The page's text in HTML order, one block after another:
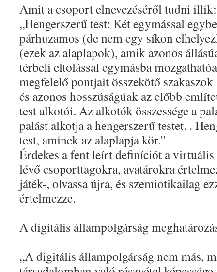
Amit a csoport elnevezéséről tudni illik:
„Hengerszerű test: Két egymással
párhuzamos (de nem egy síkon
(ezek az alaplapok), amik azonos
térbeli eltolással egymásba
megfelelő pontjait összekötő
és azonos hosszúságúak az előbb
test alkotói. Az alkotók összessége a
palást alkotja a hengerszerű testet. .
test, aminek az alaplapja kör.”
Érdekes a fent leírt definíciót a
lévő csoporttagokra, avatárokra
játék-, olvassa újra, és szemiotikailag
értelmezze.
A digitális állampolgárság
„A digitális állampolgárság nem más,